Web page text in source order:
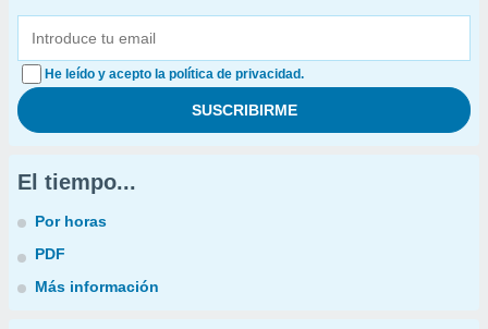
He leído y acepto la política de privacidad.
El tiempo...
Por horas
PDF
Más información